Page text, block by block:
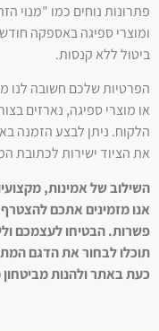
פתרונות נוחים כמו
ומוצרי ספיגה באספקה
ביטול ללא קנסות.
הפרטיות שלכם חשובה לנו
או מוצרי ספיגה, נארזים
הלקוח. ניתן לבצע הזמנה
את הציוד ישירות לכתובת
השילוב של אמינות,
אנו מזמינים אתכם להצטרף
פשרות. הבטיחו לעצמכם
תוכלו לבחור את הדגם
כעת באתר ולהנות